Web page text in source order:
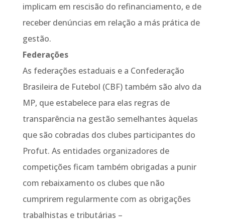
implicam em rescisão do refinanciamento, e de
receber denúncias em relação a más prática de
gestão.
Federações
As federações estaduais e a Confederação
Brasileira de Futebol (CBF) também são alvo da
MP, que estabelece para elas regras de
transparência na gestão semelhantes àquelas
que são cobradas dos clubes participantes do
Profut. As entidades organizadores de
competições ficam também obrigadas a punir
com rebaixamento os clubes que não
cumprirem regularmente com as obrigações
trabalhistas e tributárias –